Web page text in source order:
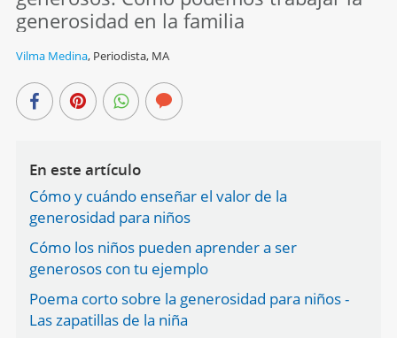
generosidad en la familia
Vilma Medina, Periodista, MA
En este artículo
Cómo y cuándo enseñar el valor de la
generosidad para niños
Cómo los niños pueden aprender a ser
generosos con tu ejemplo
Poema corto sobre la generosidad para niños -
Las zapatillas de la niña